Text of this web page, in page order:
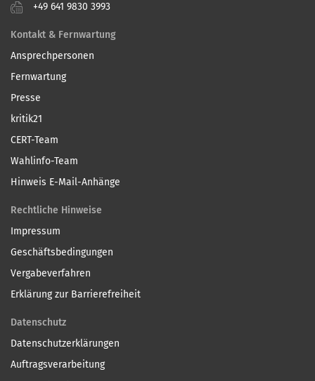
+49 641 9830 3993
Kontakt & Fernwartung
Ansprechpersonen
Fernwartung
Presse
kritik21
CERT-Team
Wahlinfo-Team
Hinweis E-Mail-Anhänge
Rechtliche Hinweise
Impressum
Geschäftsbedingungen
Vergabeverfahren
Erklärung zur Barrierefreiheit
Datenschutz
Datenschutzerklärungen
Auftragsverarbeitung